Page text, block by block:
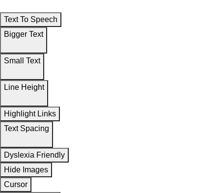
Text To Speech
Bigger Text
Small Text
Line Height
Highlight Links
Text Spacing
Dyslexia Friendly
Hide Images
Cursor